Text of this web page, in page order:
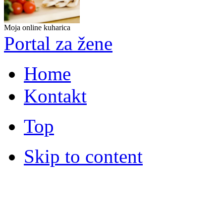
Moja online kuharica
Portal za žene
Home
Kontakt
Top
Skip to content